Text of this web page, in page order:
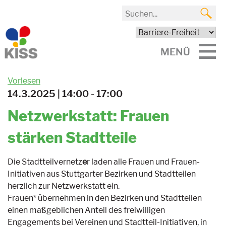
MENÜ
Vorlesen
14.3.2025 | 14:00 - 17:00
Netzwerkstatt: Frauen
stärken Stadtteile
Die Stadtteilvernetzer laden alle Frauen und Frauen-
Initiativen aus Stuttgarter Bezirken und Stadtteilen
herzlich zur Netzwerkstatt ein.
Frauen* übernehmen in den Bezirken und Stadtteilen
einen maßgeblichen Anteil des freiwilligen
Engagements bei Vereinen und Stadtteil-Initiativen, in